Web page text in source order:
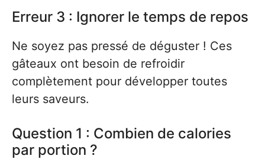
Erreur 3 : Ignorer le temps de repos
Ne soyez pas pressé de déguster ! Ces
gâteaux ont besoin de refroidir
complètement pour développer toutes
leurs saveurs.
Question 1 : Combien de calories
par portion ?